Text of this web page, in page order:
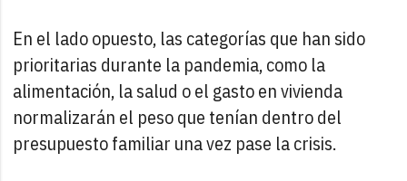
En el lado opuesto, las categorías que han sido
prioritarias durante la pandemia, como la
alimentación, la salud o el gasto en vivienda
normalizarán el peso que tenían dentro del
presupuesto familiar una vez pase la crisis.